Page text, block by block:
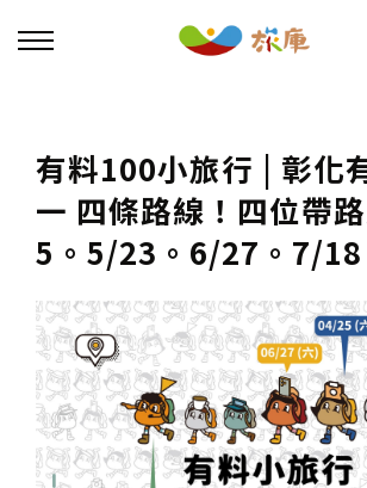
活動報名
小旅行及主題導覽
講座、體驗與課程
其他活動
有料100小旅行 | 彰化
一 四條路線！四位帶
5。5/23。6/27。7/18